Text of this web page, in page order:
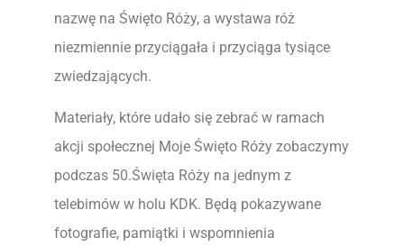
nazwę na Święto Róży, a wystawa róż
niezmiennie przyciągała i przyciąga tysiące
zwiedzających.
Materiały, które udało się zebrać w ramach
akcji społecznej Moje Święto Róży zobaczymy
podczas 50.Święta Róży na jednym z
telebimów w holu KDK. Będą pokazywane
fotografie, pamiątki i wspomnienia